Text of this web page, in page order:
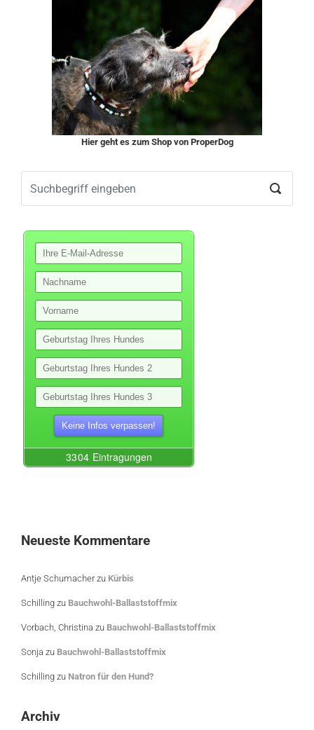
Hier geht es zum Shop von ProperDog
Neueste Kommentare
Antje Schumacherzu Kürbis
Schilling zu Bauchwohl-Ballaststoffmix
Vorbach, Christina zu Bauchwohl-Ballaststoffmix
Sonja zu Bauchwohl-Ballaststoffmix
Schilling zu Natron für den Hund?
Archiv